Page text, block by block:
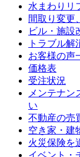
水まわりリ
間取り変更
ビル・施設
トラブル解
お客様の声
価格表
受注状況
メンテナン
い
不動産の売
空き家・建
火災保険を